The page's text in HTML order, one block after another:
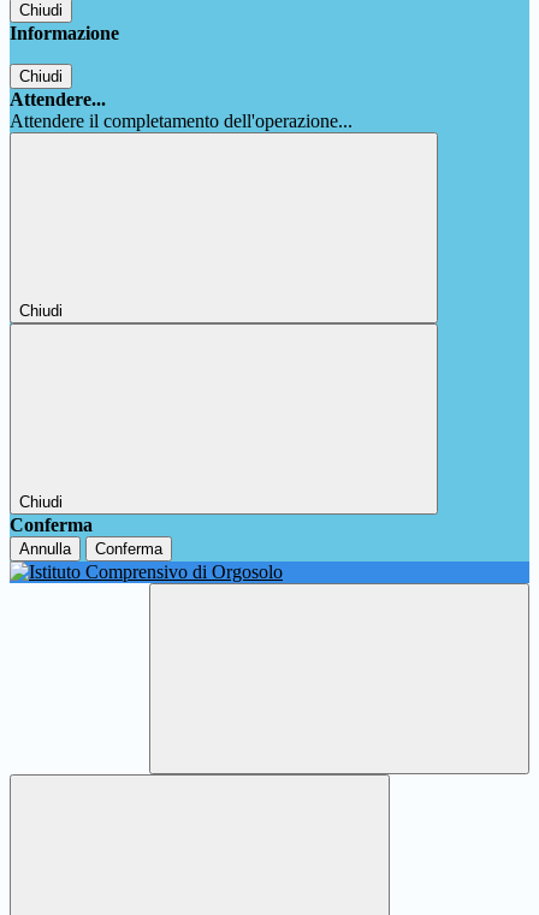
Chiudi
Informazione
Chiudi
Attendere...
Attendere il completamento dell'operazione...
Chiudi
Chiudi
Conferma
Annulla Conferma